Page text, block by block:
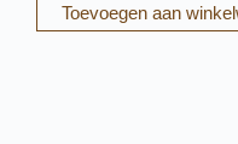
Toevoegen aan